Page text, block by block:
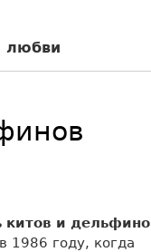
любви
и
1986 году, когда